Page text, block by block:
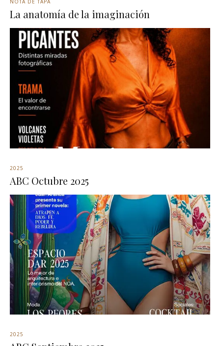
NOTA DE TAPA
La anatomía de la imaginación
2025
ABC Octubre 2025
2025